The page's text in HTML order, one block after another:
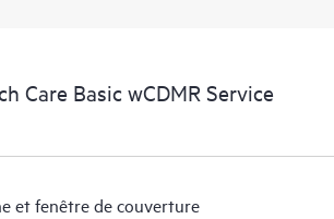
Care Basic wCDMR Service
et fenêtre de couverture